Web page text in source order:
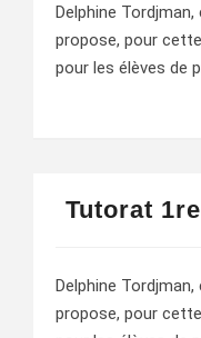
Delphine Tordjman,
propose, pour
pour les élèves de
Tutorat
Delphine Tordjman,
propose, pour